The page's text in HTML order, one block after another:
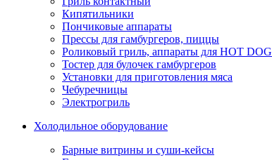
Кипятильники
Пончиковые аппараты
Прессы для гамбургеров, пиццы
Роликовый гриль, аппараты для HOT DOG
Тостер для булочек гамбургеров
Установки для приготовления мяса
Чебуречницы
Электрогриль
Холодильное оборудование
Барные витрины и суши-кейсы